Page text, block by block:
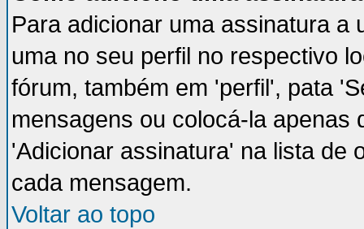
Para adicionar uma assinatura a
uma no seu perfil no respectivo
fórum, também em 'perfil', pata
mensagens ou colocá-la apenas
'Adicionar assinatura' na lista de
cada mensagem.
Voltar ao topo